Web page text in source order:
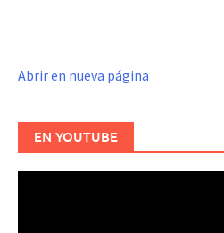
Abrir en nueva página
EN YOUTUBE